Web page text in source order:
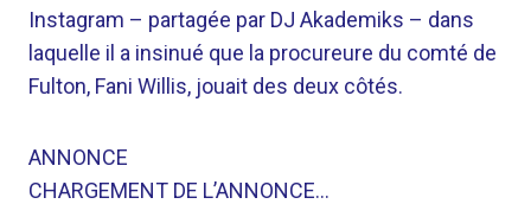
Instagram – partagée par DJ Akademiks – dans
laquelle il a insinué que la procureure du comté de
Fulton, Fani Willis, jouait des deux côtés.
ANNONCE
CHARGEMENT DE L’ANNONCE…